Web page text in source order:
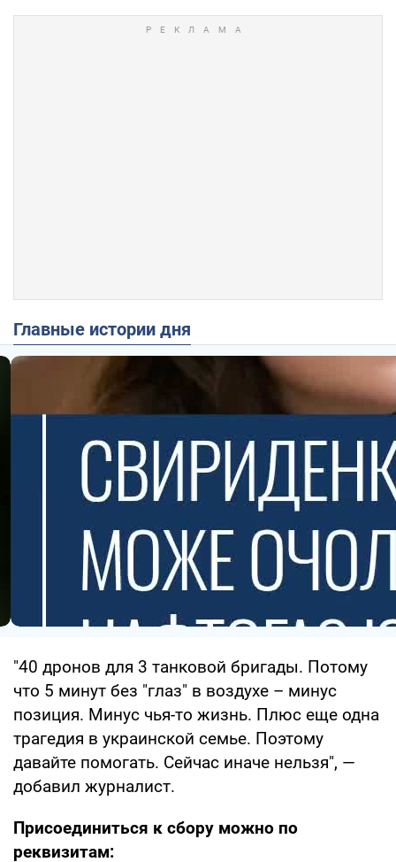
Главные истории дня
"40 дронов для 3 танковой бригады. Потому
что 5 минут без "глаз" в воздухе – минус
позиция. Минус чья-то жизнь. Плюс еще одна
трагедия в украинской семье. Поэтому
давайте помогать. Сейчас иначе нельзя", —
добавил журналист.
Присоединиться к сбору можно по
реквизитам: